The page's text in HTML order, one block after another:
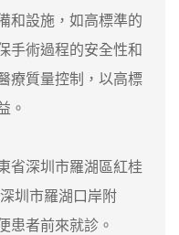
設施，如高標準的
手術過程的安全性和
療質量控制，以高標
。
深圳市羅湖區紅桂
圳市羅湖口岸附
患者前來就診。